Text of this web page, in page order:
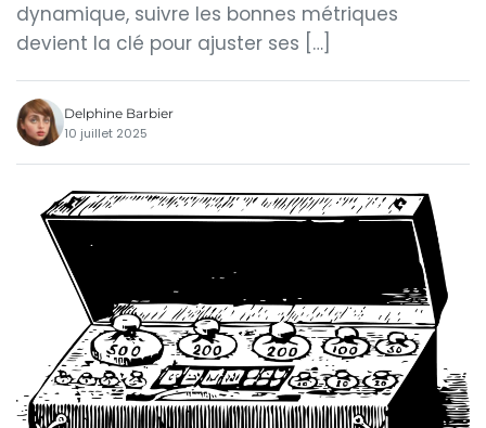
dynamique, suivre les bonnes métriques
devient la clé pour ajuster ses […]
Delphine Barbier
10 juillet 2025